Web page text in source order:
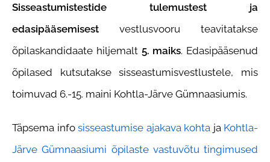
Sisseastumistestide tulemustest ja
edasipääsemisest vestlusvooru teavitatakse
õpilaskandidaate hiljemalt 5. maiks. Edasipääsenud
õpilased kutsutakse sisseastumisvestlustele, mis
toimuvad 6.-15. maini Kohtla-Järve Gümnaasiumis.
Täpsema info sisseastumise ajakava kohta ja Kohtla-
Järve Gümnaasiumi õpilaste vastuvõtu tingimused